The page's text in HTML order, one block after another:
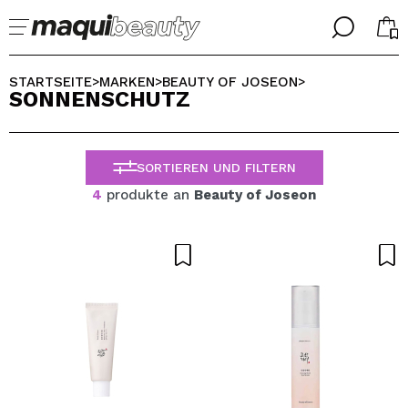
╳
Ich bin bereits #maquilover, ich habe ein Konto
Ich habe hier kein Konto
╳
WÄHLE DEINE SPRACHE
ALEMAN
ESPAÑOL
ENGLISH
FRANCES
STARTSEITE>MARKEN>BEAUTY OF JOSEON>
SONNENSCHUTZ
SORTIEREN UND FILTERN
4 produkte an Beauty of Joseon